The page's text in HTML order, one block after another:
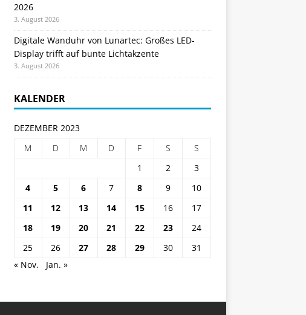
2026
3. August 2026
Digitale Wanduhr von Lunartec: Großes LED-
Display trifft auf bunte Lichtakzente
3. August 2026
KALENDER
DEZEMBER 2023
M
D M D F S
S
1
2
3
4
5 6 7 8 9
10
11
12 13 14 15 16
17
18
19 20 21 22 23
24
25
26 27 28 29 30
31
« Nov.
Jan. »